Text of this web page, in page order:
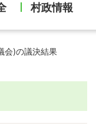
村政情報
会)の議決結果